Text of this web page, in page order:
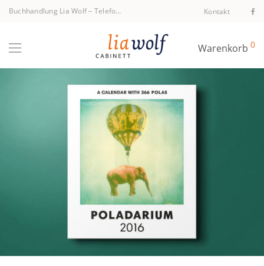
Buchhandlung Lia Wolf– Telefon +43 1 512 40 94 Kontakt
Warenkorb 0